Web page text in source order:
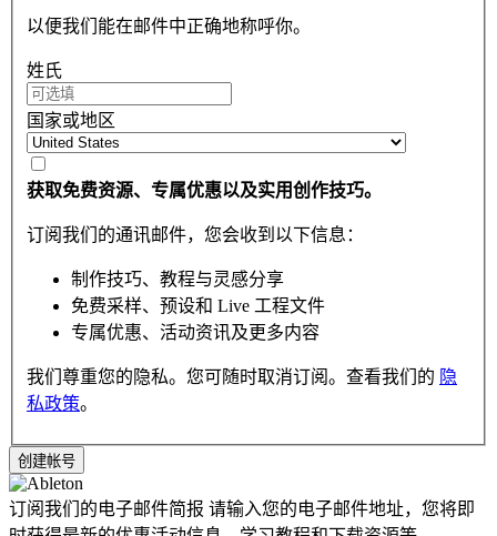
以便我们能在邮件中正确地称呼你。
姓氏
国家或地区
获取免费资源、专属优惠以及实用创作技巧。
订阅我们的通讯邮件，您会收到以下信息：
制作技巧、教程与灵感分享
免费采样、预设和 Live 工程文件
专属优惠、活动资讯及更多内容
我们尊重您的隐私。您可随时取消订阅。查看我们的 隐
私政策。
订阅我们的电子邮件简报 请输入您的电子邮件地址，您将即